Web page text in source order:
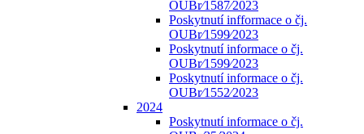
OUBr⁄1587⁄2023
Poskytnutí infformace o čj.
OUBr⁄1599⁄2023
Poskytnutí informace o čj.
OUBr⁄1599⁄2023
Poskytnutí informace o čj.
OUBr⁄1552⁄2023
2024
Poskytnutí informace o čj.